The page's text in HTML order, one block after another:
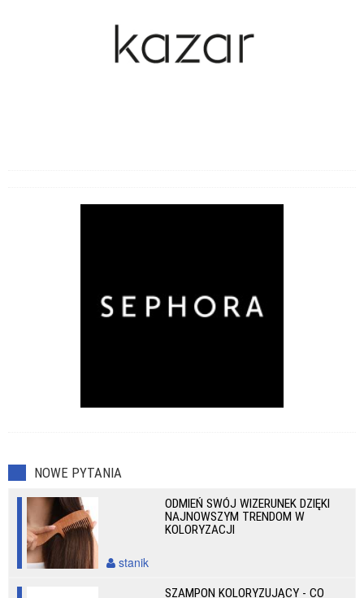
NOWE PYTANIA
ODMIEŃ SWÓJ WIZERUNEK DZIĘKI
NAJNOWSZYM TRENDOM W
KOLORYZACJI
stanik
SZAMPON KOLORYZUJĄCY - CO